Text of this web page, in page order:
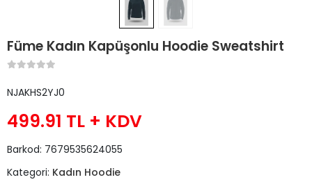
Füme Kadın Kapüşonlu Hoodie Sweatshirt
NJAKHS2YJ0
499.91 TL + KDV
Barkod: 7679535624055
Kategori: Kadın Hoodie